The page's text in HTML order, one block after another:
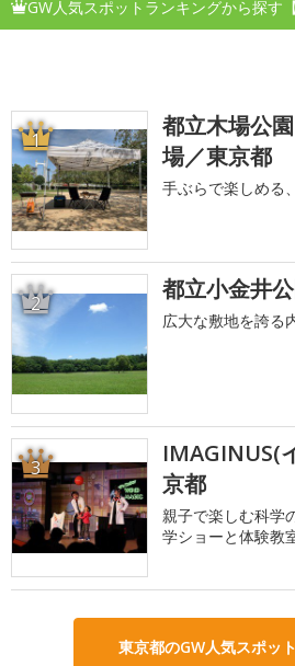
GW人気スポットランキングから探す
1
都立木場公
場／東京都
手ぶらで楽しめる
2 都立小金井
広大な敷地を誇る
3
IMAGINUS(
京都
親子で楽しむ科学
学ショーと体験教
東京都のGW人気スポッ